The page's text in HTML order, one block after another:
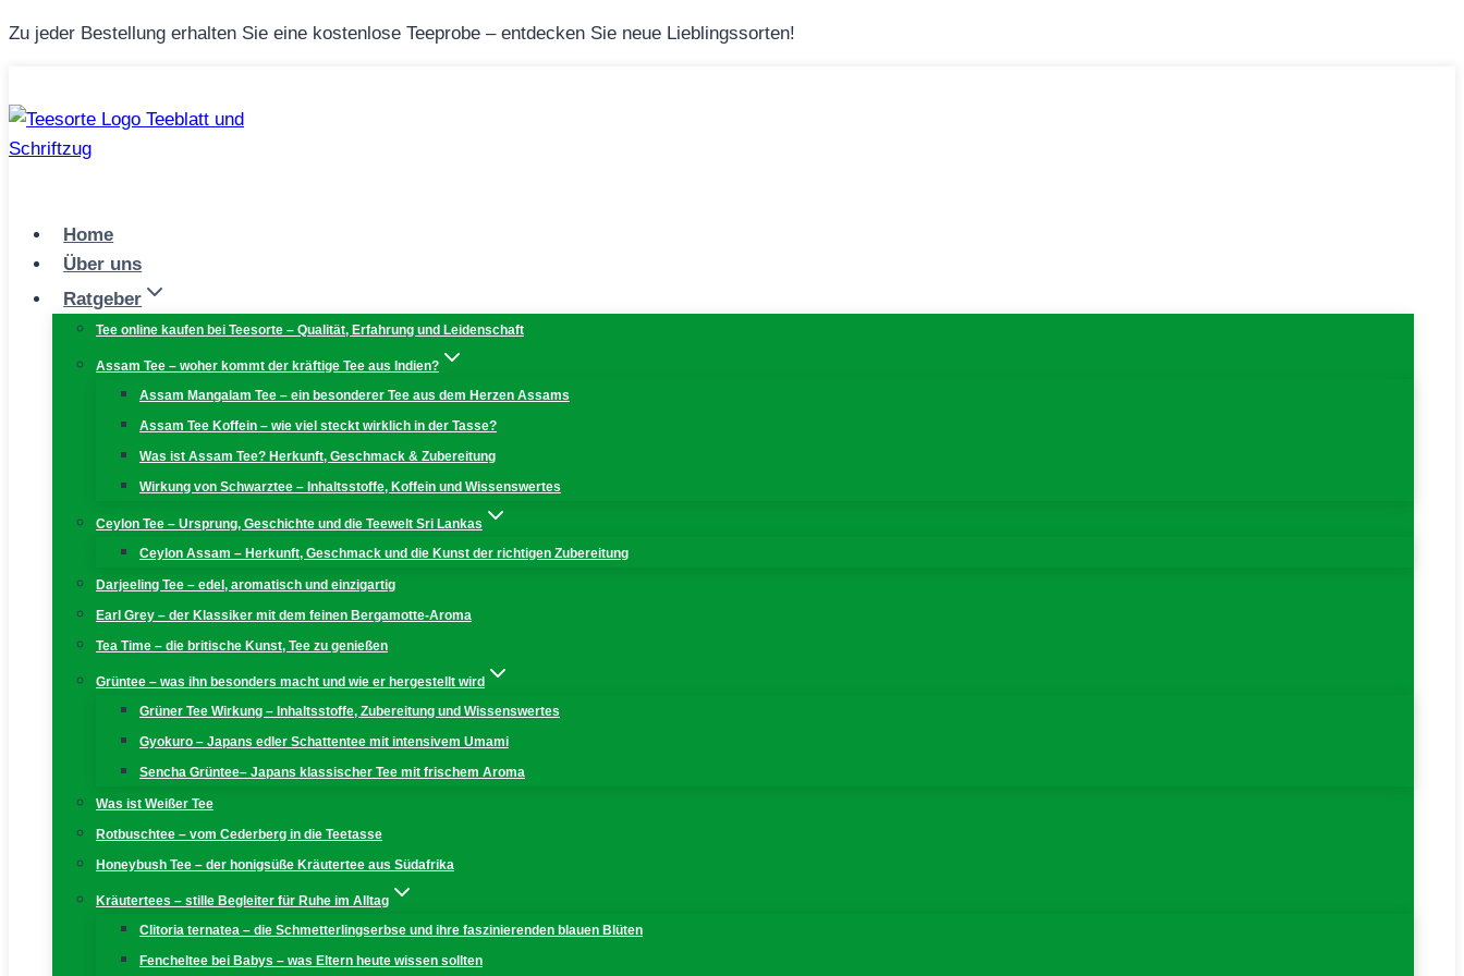
Zum
Zu jeder Bestellung erhalten Sie eine kostenlose Teeprobe – entdecken Sie neue Lieblingssorten!
Home
Über uns
Ratgeber
Tee online kaufen bei Teesorte – Qualität, Erfahrung und Leidenschaft
Assam Tee – woher kommt der kräftige Tee aus Indien?
Assam Mangalam Tee – ein besonderer Tee aus dem Herzen Assams
Assam Tee Koffein – wie viel steckt wirklich in der Tasse?
Was ist Assam Tee? Herkunft, Geschmack & Zubereitung
Wirkung von Schwarztee – Inhaltsstoffe, Koffein und Wissenswertes
Ceylon Tee – Ursprung, Geschichte und die Teewelt Sri Lankas
Ceylon Assam – Herkunft, Geschmack und die Kunst der richtigen Zubereitung
Darjeeling Tee – edel, aromatisch und einzigartig
Earl Grey – der Klassiker mit dem feinen Bergamotte-Aroma
Tea Time – die britische Kunst, Tee zu genießen
Grüntee – was ihn besonders macht und wie er hergestellt wird
Grüner Tee Wirkung – Inhaltsstoffe, Zubereitung und Wissenswertes
Gyokuro – Japans edler Schattentee mit intensivem Umami
Sencha Grüntee– Japans klassischer Tee mit frischem Aroma
Was ist Weißer Tee
Rotbuschtee – vom Cederberg in die Teetasse
Honeybush Tee – der honigsüße Kräutertee aus Südafrika
Kräutertees – stille Begleiter für Ruhe im Alltag
Clitoria ternatea – die Schmetterlingserbse und ihre faszinierenden blauen Blüten
Fencheltee bei Babys – was Eltern heute wissen sollten